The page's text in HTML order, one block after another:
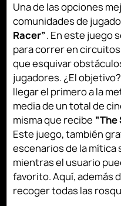
Una de las opciones
comunidades de
Racer”. En este juego
para correr en
que esquivar
jugadores. ¿El
llegar el primero a la
media de un total de
misma que recibe
Este juego, también
escenarios de la
mientras el usuario
favorito. Aquí, además
recoger todas las